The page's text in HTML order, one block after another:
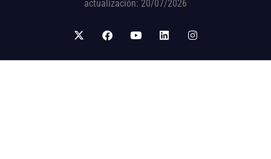
actualización: 20/07/2026